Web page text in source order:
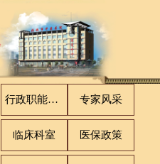
行政职能科室 专家风采
临床科室 医保政策